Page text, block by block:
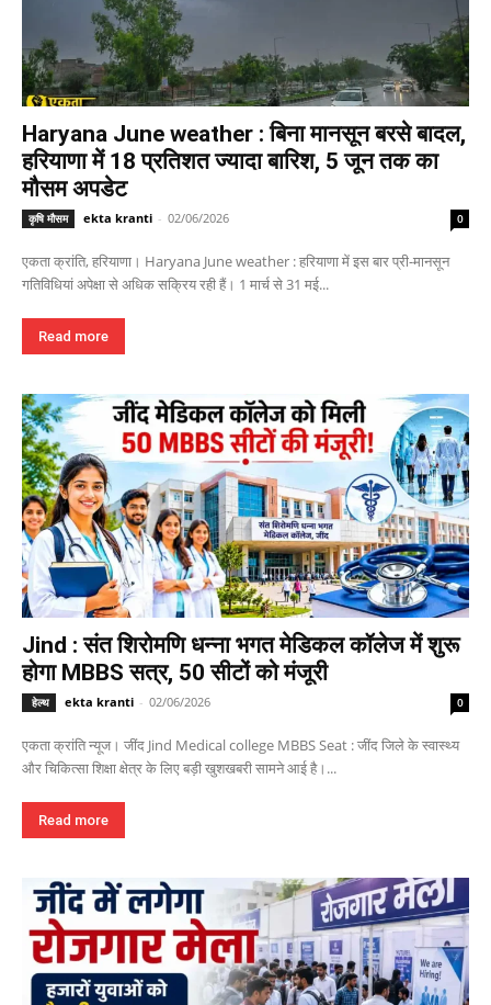
Haryana June weather : बिना मानसून बरसे बादल,
हरियाणा में 18 प्रतिशत ज्यादा बारिश, 5 जून तक का
मौसम अपडेट
कृषि मौसम ekta kranti - 02/06/2026 0
एकता क्रांति, हरियाणा। Haryana June weather : हरियाणा में इस बार प्री-मानसून
गतिविधियां अपेक्षा से अधिक सक्रिय रही हैं। 1 मार्च से 31 मई...
Read more
Jind : संत शिरोमणि धन्ना भगत मेडिकल कॉलेज में शुरू
होगा MBBS सत्र, 50 सीटों को मंजूरी
हेल्थ ekta kranti - 02/06/2026 0
एकता क्रांति न्यूज। जींद Jind Medical college MBBS Seat : जींद जिले के स्वास्थ्य
और चिकित्सा शिक्षा क्षेत्र के लिए बड़ी खुशखबरी सामने आई है।...
Read more